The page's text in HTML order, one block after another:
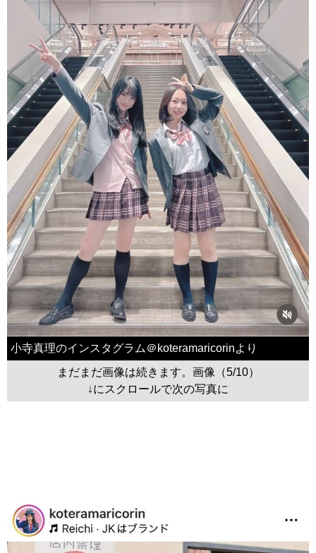
小寺真理のインスタグラム＠koteramaricorinより
まだまだ画像は続きます。画像（5/10）
↓にスクロールで次の写真に